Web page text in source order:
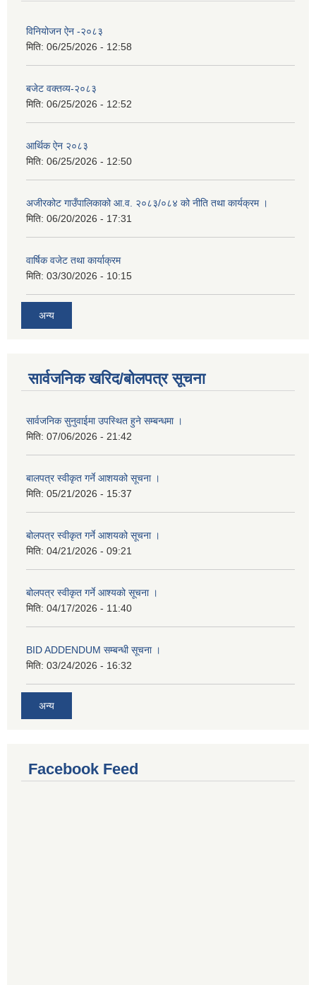
विनियोजन ऐन -२०८३
मिति: 06/25/2026 - 12:58
बजेट वक्तव्य-२०८३
मिति: 06/25/2026 - 12:52
आर्थिक ऐन २०८३
मिति: 06/25/2026 - 12:50
अजीरकोट गाउँपालिकाको आ.व. २०८३/०८४ को नीति तथा कार्यक्रम ।
मिति: 06/20/2026 - 17:31
वार्षिक वजेट तथा कार्याक्रम
मिति: 03/30/2026 - 10:15
अन्य
सार्वजनिक खरिद/बोलपत्र सूचना
सार्वजनिक सुनुवाईमा उपस्थित हुने सम्बन्धमा ।
मिति: 07/06/2026 - 21:42
बालपत्र स्वीकृत गर्ने आशयको सूचना ।
मिति: 05/21/2026 - 15:37
बोलपत्र स्वीकृत गर्ने आशयको सूचना ।
मिति: 04/21/2026 - 09:21
बोलपत्र स्वीकृत गर्ने आश्यको सूचना ।
मिति: 04/17/2026 - 11:40
BID ADDENDUM सम्बन्धी सूचना ।
मिति: 03/24/2026 - 16:32
अन्य
Facebook Feed